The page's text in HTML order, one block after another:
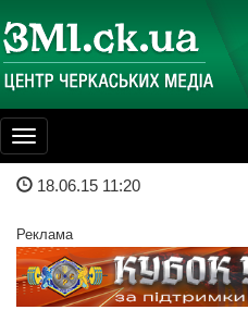
Toggle
navigation
18.06.15 11:20
Реклама